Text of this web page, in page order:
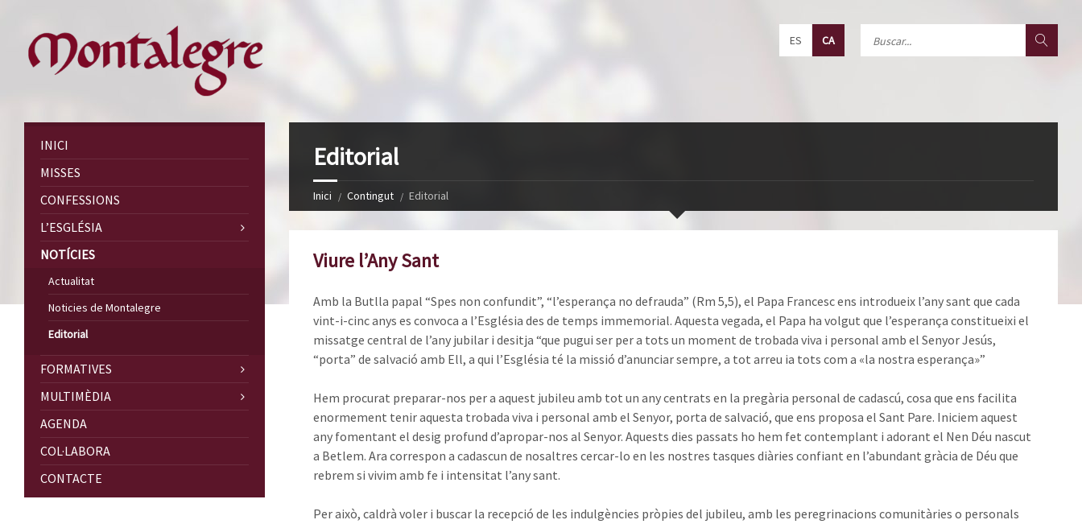
ES CA
Editorial
Inici Contingut Editorial
Viure l’Any Sant
Amb la Butlla papal “Spes non confundit”, “l’esperança no defrauda” (Rm 5,5), el Papa Francesc ens introdueix l’any sant que cada
vint-i-cinc anys es convoca a l’Església des de temps immemorial. Aquesta vegada, el Papa ha volgut que l’esperança constitueixi el
missatge central de l’any jubilar i desitja “que pugui ser per a tots un moment de trobada viva i personal amb el Senyor Jesús,
“porta” de salvació amb Ell, a qui l’Església té la missió d’anunciar sempre, a tot arreu ia tots com a «la nostra esperança»”
Hem procurat preparar-nos per a aquest jubileu amb tot un any centrats en la pregària personal de cadascú, cosa que ens facilita
enormement tenir aquesta trobada viva i personal amb el Senyor, porta de salvació, que ens proposa el Sant Pare. Iniciem aquest
any fomentant el desig profund d’apropar-nos al Senyor. Aquests dies passats ho hem fet contemplant i adorant el Nen Déu nascut
a Betlem. Ara correspon a cadascun de nosaltres cercar-lo en les nostres tasques diàries confiant en l’abundant gràcia de Déu que
rebrem si vivim amb fe i intensitat l’any sant.
Per això, caldrà voler i buscar la recepció de les indulgències pròpies del jubileu, amb les peregrinacions comunitàries o personals
INICI
MISSES
CONFESSIONS
L’ESGLÉSIA
NOTÍCIES
Actualitat
Noticies de Montalegre
Editorial
FORMATIVES
MULTIMÈDIA
AGENDA
COL·LABORA
CONTACTE